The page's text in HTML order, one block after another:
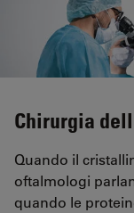
Chirurgia
Quando il
oftalmologi
quando le